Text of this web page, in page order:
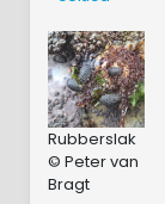
Rubberslak
© Peter van
Bragt